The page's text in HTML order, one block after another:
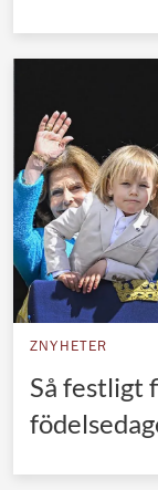
ZNYHETER
Så festligt